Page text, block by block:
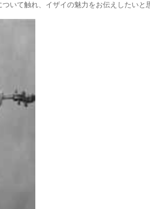
いて触れ、イザイの魅力をお伝えしたいと